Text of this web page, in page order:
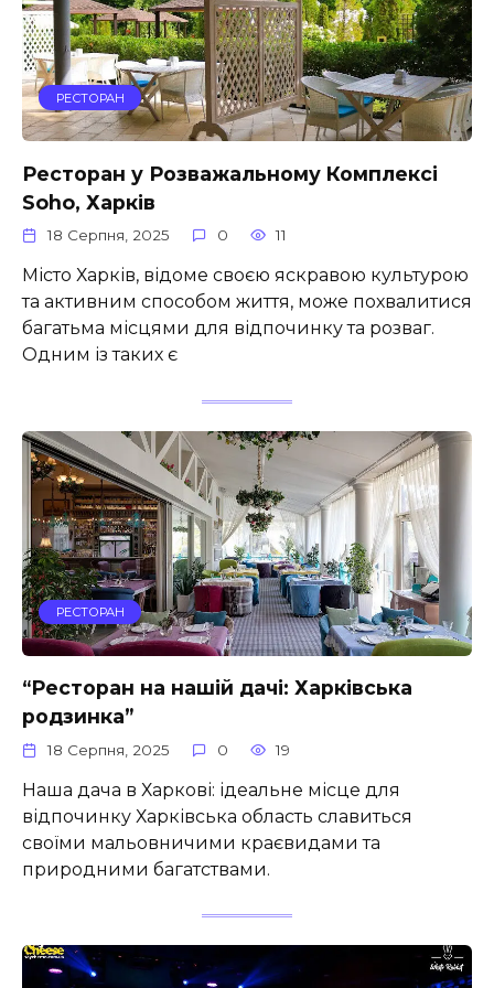
РЕСТОРАН
Ресторан у Розважальному Комплексі
Soho, Харків
18 Серпня, 2025 0 11
Місто Харків, відоме своєю яскравою культурою
та активним способом життя, може похвалитися
багатьма місцями для відпочинку та розваг.
Одним із таких є
РЕСТОРАН
“Ресторан на нашій дачі: Харківська
родзинка”
18 Серпня, 2025 0 19
Наша дача в Харкові: ідеальне місце для
відпочинку Харківська область славиться
своїми мальовничими краєвидами та
природними багатствами.